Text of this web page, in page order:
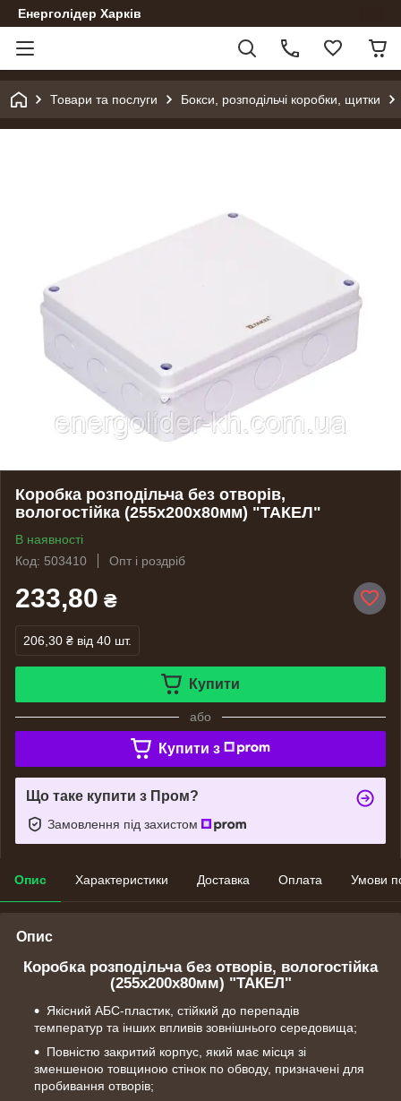
Енерголідер Харків
Товари та послуги Бокси, розподільчі коробки, щитки
Коробка розподільча без отворів,
вологостійка (255х200х80мм) "ТАКЕЛ"
В наявності
Код: 503410
Опт і роздріб
233,80 ₴
206,30 ₴ від 40 шт.
Купити
або
Купити з
Що таке купити з Пром?
Замовлення під захистом
Опис Характеристики Доставка Оплата Умови
Опис
Коробка розподільча без отворів, вологостійка
(255х200х80мм) "ТАКЕЛ"
Якісний АБС-пластик, стійкий до перепадів
температур та інших впливів зовнішнього середовища;
Повністю закритий корпус, який має місця зі
зменшеною товщиною стінок по обводу, призначені для
пробивання отворів;